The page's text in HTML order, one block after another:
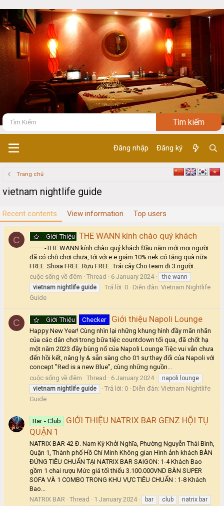
Đăng nhập Đăng ký
Trang chủ
vietnam nightlife guide
Recent contents View information Top users
C Giới Thiệu THE WANN kính chào quý khách
———-THE WANN kính chào quý khách Đầu năm mới mọi người
đã có chỗ chơi chưa, tới với e e giảm 10% nek có tặng quà nữa
FREE :Shisa FREE :Rựu FREE :Trái cây Cho team đi 3 người...
cuộc sống về đêm
Thread 6 January 2024
the wann
vietnam nightlife guide Trả lời: 0 Diễn đàn: Vietnam Nightlife
Guide
C Giới Thiệu Checker Giới thiệu Napoli Lounge
Happy New Year! Cùng nhìn lại những khung hình đầy mãn nhãn
của các dân chơi trong bữa tiệc countdown tối qua, đã chốt hạ
một năm 2023 đầy bùng nổ của Napoli Lounge Tiệc vui vẫn chưa
đến hồi kết, nâng ly & sẵn sàng cho 01 sự thay đổi của Napoli với
concept "Red is a new Blue", cùng những nguồn...
cuộc sống về đêm
Thread 6 January 2024
napoli lounge
vietnam nightlife guide Trả lời: 0 Diễn đàn: Vietnam Nightlife
Guide
Bar - Club
GIỚI THIỆU NATRIX BAR GENZ HỘI TỤ
QUẬN 1
NATRIX BAR 42 Đ. Nam Kỳ Khởi Nghĩa, Phường Nguyễn Thái Bình,
Quận 1, Thành phố Hồ Chí Minh Không gian Hình ảnh khách BÀN
ĐỨNG TIÊU CHUẨN TẠI NATRIX BAR SAIGON: 1-4 Khách Bao
gồm 1 chai rượu Mức giá tối thiểu 3.100.000VND BÀN SUPER
SOFA VÀ 1 COMBO TRONG KHU VỰC TIÊU CHUẨN : 1-8 Khách
Bao...
NATRIX BAR
Thread 1 January 2024 bar club
natrix bar